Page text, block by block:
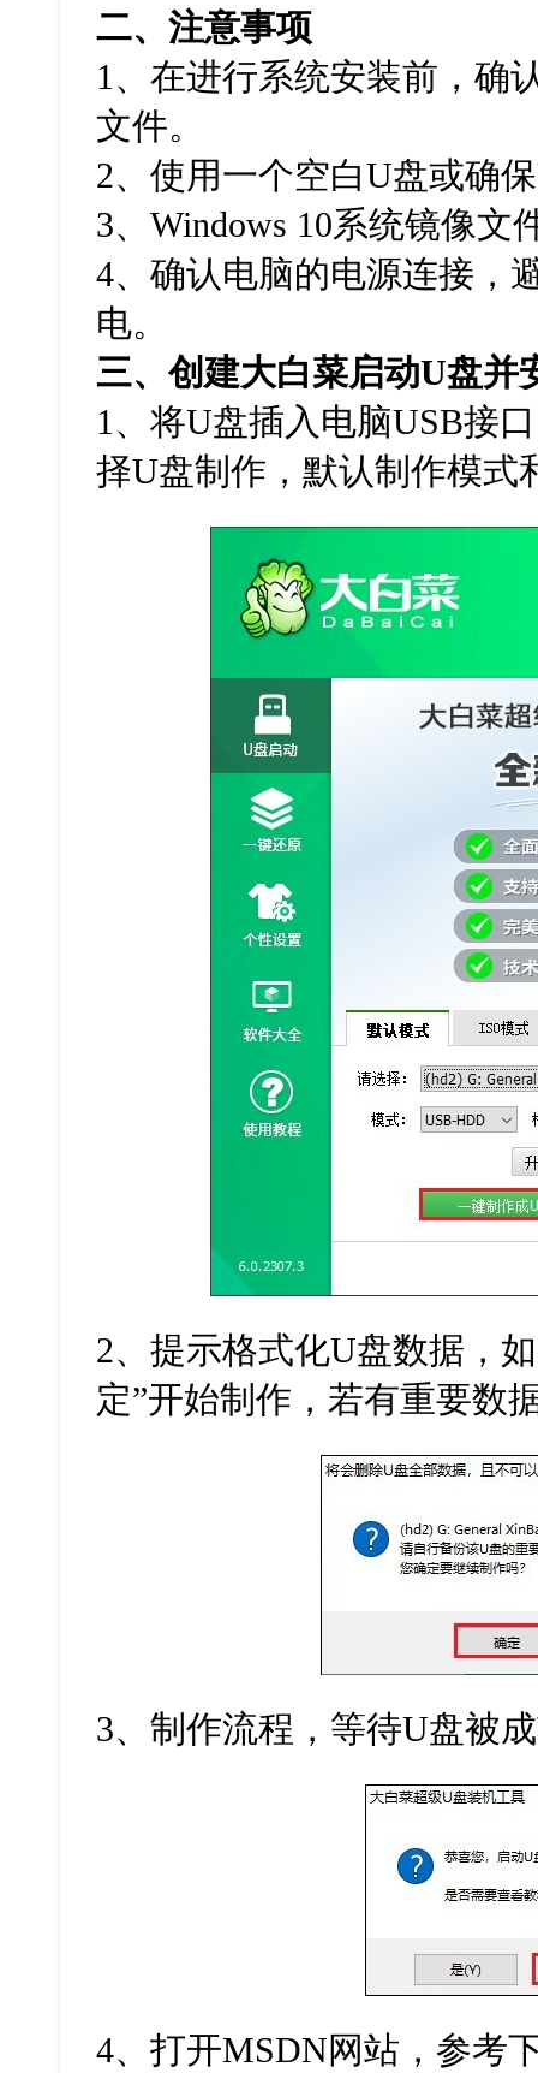
二、注意事项
1 、在进行系统安装前，确
文件。
2、使用一个空白U盘或确保
3、Windows 10系统镜像文
4、确认电脑的电源连接，
电。
三、创建大白菜启动U盘并
1 、将U盘插入电脑USB接
择U盘制作，默认制作模式
2、提示格式化U盘数据，
定”开始制作，若有重要数
3、制作流程，等待U盘被
4、打开MSDN网站，参考